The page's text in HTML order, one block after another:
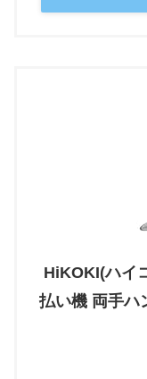
HiKOKI(ハイ
払い機 両手ハ